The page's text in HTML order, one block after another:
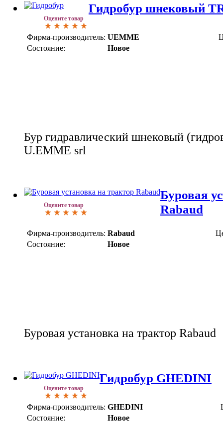
Оцените товар
Гидробур шнековый
Фирма-производитель: UEMME
Состояние:
Новое
Бур гидравлический шнековый
U.EMME srl
Оцените товар
Буровая
Rabaud
Фирма-производитель: Rabaud
Состояние:
Новое
Буровая установка на трактор Rabaud
Оцените товар
Гидробур GHEDINI
Фирма-производитель: GHEDINI
Состояние:
Новое